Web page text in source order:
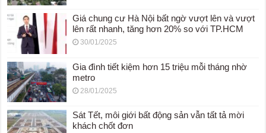
Giá chung cư Hà Nội bất ngờ vượt lên và vượt
lên rất nhanh, tăng hơn 20% so với TP.HCM
30/01/2025
Gia đình tiết kiệm hơn 15 triệu mỗi tháng nhờ
metro
28/01/2025
Sát Tết, môi giới bất động sản vẫn tất tả mời
khách chốt đơn